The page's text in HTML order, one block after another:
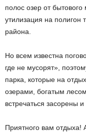
полос озер от бытового
утилизация на полигон
района.
Но всем известна
где не мусорят»,
парка, которые на
озерами, богатым
встречаться засорены
Приятного вам